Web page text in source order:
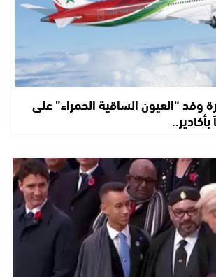
وفد “العيون الساقية الحمراء” على